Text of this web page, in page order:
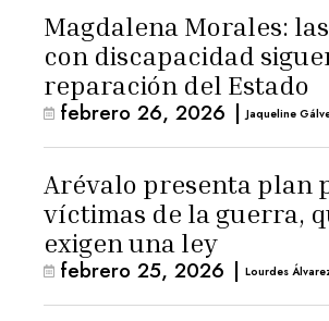
Magdalena Morales:
con discapacidad
reparación del Estado
febrero 26, 2026 | Jaqueline
Arévalo presenta plan
víctimas de la guerra,
exigen una ley
febrero 25, 2026 | Lourdes